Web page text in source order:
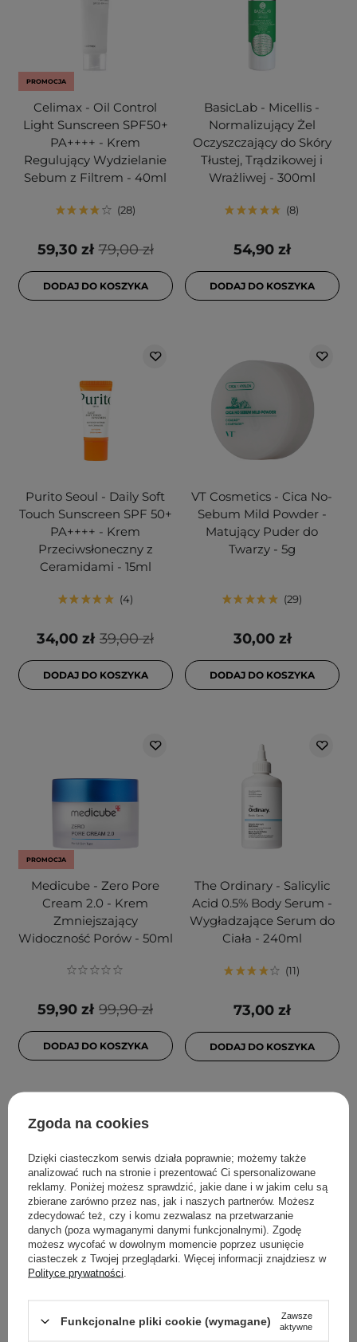
PROMOCJA
Celimax - Oil Control
Light Sunscreen SPF50+
PA++++ - Krem
Regulujący Wydzielanie
Sebum z Filtrem - 40ml
28
79,00 zł
59,30 zł
DODAJ DO KOSZYKA
BasicLab - Micellis -
Normalizujący Żel
Oczyszczający do Skóry
Tłustej, Trądzikowej i
Wrażliwej - 300ml
8
54,90 zł
DODAJ DO KOSZYKA
Purito Seoul - Daily Soft
Touch Sunscreen SPF 50+
PA++++ - Krem
Przeciwsłoneczny z
Ceramidami - 15ml
4
39,00 zł
34,00 zł
DODAJ DO KOSZYKA
VT Cosmetics - Cica No-
Sebum Mild Powder -
Matujący Puder do
Twarzy - 5g
29
30,00 zł
DODAJ DO KOSZYKA
PROMOCJA
Medicube - Zero Pore
Cream 2.0 - Krem
Zmniejszający
Widoczność Porów - 50ml
99,90 zł
59,90 zł
DODAJ DO KOSZYKA
The Ordinary - Salicylic
Acid 0.5% Body Serum -
Wygładzające Serum do
Ciała - 240ml
11
73,00 zł
DODAJ DO KOSZYKA
PROMOCJA
Medicube - Zero Pore
Serum 2.0 -
PROMOCJA
Dr. Althea - 15%
Niacynamidem - 30ml
Zgoda na cookies
Dzięki ciasteczkom serwis działa poprawnie; możemy także
analizować ruch na stronie i prezentować Ci spersonalizowane
reklamy. Poniżej możesz sprawdzić, jakie dane i w jakim celu są
zbierane zarówno przez nas, jak i naszych partnerów. Możesz
zdecydować też, czy i komu zezwalasz na przetwarzanie
danych (poza wymaganymi danymi funkcjonalnymi). Zgodę
możesz wycofać w dowolnym momencie poprzez usunięcie
ciasteczek z Twojej przeglądarki. Więcej informacji znajdziesz w
Polityce prywatności
Funkcjonalne pliki cookie (wymagane)
Zawsze
aktywne